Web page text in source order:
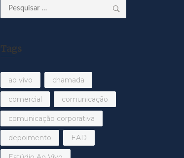
Pesquisar
por:
Tags
ao vivo chamada
comercial comunicação
comunicação corporativa
depoimento EAD